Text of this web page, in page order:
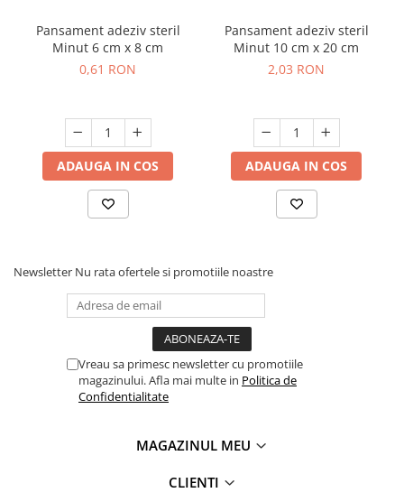
Pansament adeziv steril
Minut 6 cm x 8 cm
0,61 RON
ADAUGA IN COS
Pansament adeziv steril
Minut 10 cm x 20 cm
2,03 RON
ADAUGA IN COS
Newsletter Nu rata ofertele si promotiile noastre
Vreau sa primesc newsletter cu promotiile
magazinului. Afla mai multe in Politica de
Confidentialitate
MAGAZINUL MEU
CLIENTI